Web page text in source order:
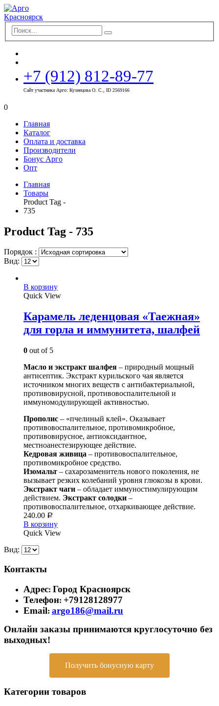
+7 (912) 812-89-77
Сайт участника Арго: Кузнецова О. С., ID 2569166
0
Главная
Каталог
Оплата и доставка
Производители
Бонус Арго
Опт
Главная
Товары
Product Tag -
735
Product Tag - 735
Порядок :
Вид:
В корзину
Quick View
Карамель леденцовая «Таежная»
для горла и иммунитета, шалфей
0 out of 5
Масло и экстракт шалфея – природный мощный
антисептик. Экстракт курильского чая является
источником многих веществ с антибактериальной,
противовирусной, противовоспалительной и
иммуномодулирующей активностью.
Прополис – «пчелиный клей». Оказывает
противовоспалительное, противомикробное,
противовирусное, антиоксидантное,
местноанестезирующее действие.
Кедровая живица – противовоспалительное,
противомикробное средство.
Изомальт – сахарозаменитель нового поколения, не
вызывает резких колебаний уровня глюкозы в крови.
Экстракт чаги – обладает иммуностимулирующим
действием. Экстракт солодки –
противовоспалительное, отхаркивающее действие.
240.00 Р
В корзину
Quick View
Вид:
Контакты
Адрес: Город Красноярск
Телефон: +79128128977
Email: argo186@mail.ru
Онлайн заказы принимаются круглосуточно без
выходных!
Получить бонусную карту
Категории товаров